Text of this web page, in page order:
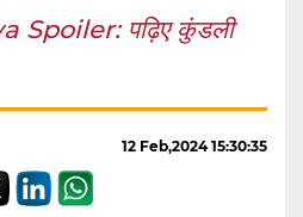
Spoiler: पढ़िए कुंडली
12 Feb,2024 15:30:35